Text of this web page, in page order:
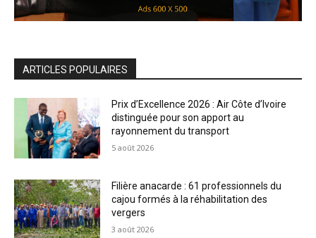
ARTICLES POPULAIRES
Prix d’Excellence 2026 : Air Côte d’Ivoire
distinguée pour son apport au
rayonnement du transport
5 août 2026
Filière anacarde : 61 professionnels du
cajou formés à la réhabilitation des
vergers
3 août 2026